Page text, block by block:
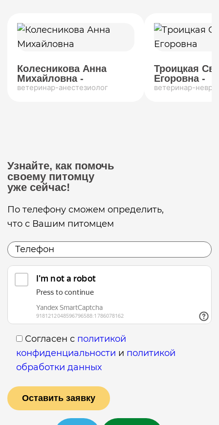
Колесникова Анна
Михайловна -
ветеринар-анестезиолог
Троицкая
Егоровна -
ветеринар-
Узнайте, как помочь
своему питомцу
уже сейчас!
По телефону сможем определить,
что с Вашим питомцем
Согласен с политикой
конфиденциальности и политикой
обработки данных